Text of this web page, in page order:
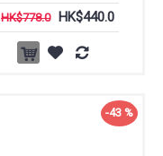
HK$778.0 HK$440.0
-43 %